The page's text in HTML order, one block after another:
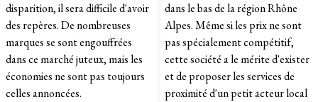
disparition, il sera difficile d'avoir
des repères. De nombreuses
marques se sont engouffrées
dans ce marché juteux, mais les
économies ne sont pas toujours
celles annoncées.
dans le bas de la région Rhône
Alpes. Même si les prix ne sont
pas spécialement compétitif,
cette société a le mérite d'exister
et de proposer les services de
proximité d'un petit acteur local